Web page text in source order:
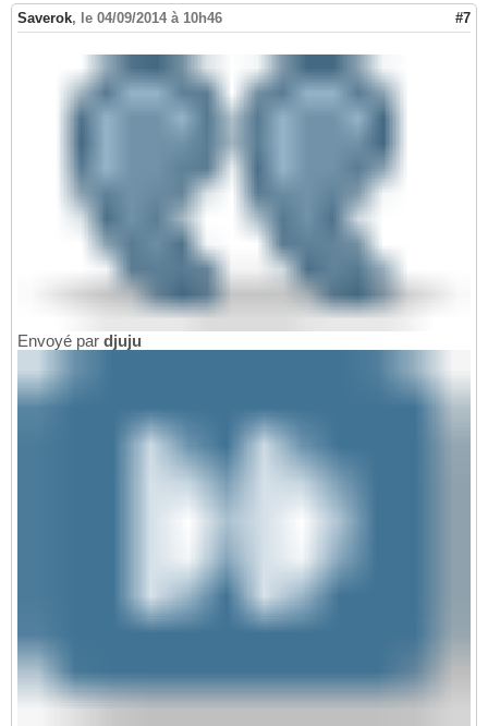
Saverok, le 04/09/2014 à 10h46 #7
Envoyé par djuju